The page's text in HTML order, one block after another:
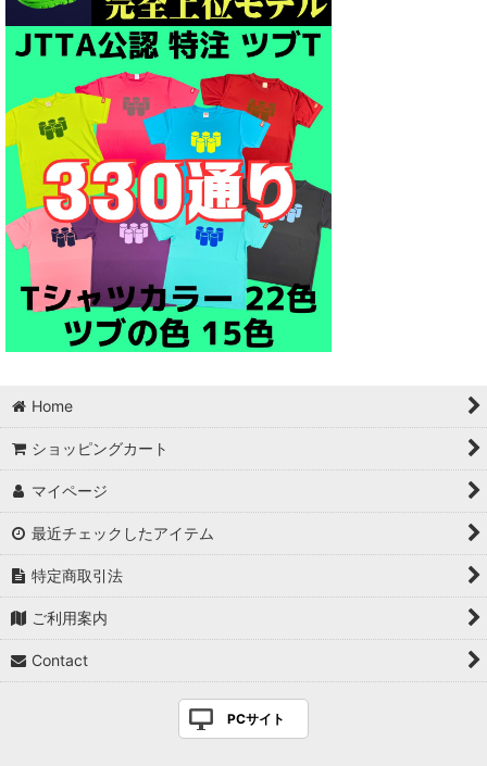
Home
ショッピングカート
マイページ
最近チェックしたアイテム
特定商取引法
ご利用案内
Contact
PCサイト